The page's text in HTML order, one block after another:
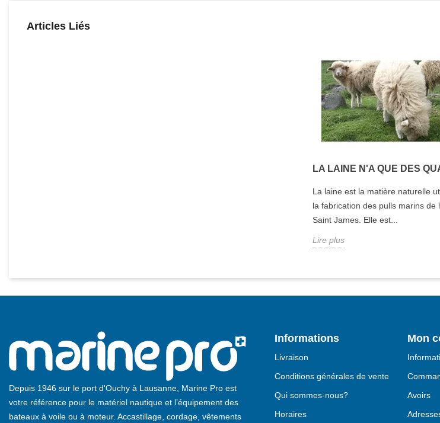
Articles Liés
LA LAINE N'A QUE DES
La laine est la matière naturelle
la fabrication des pulls marins de
Saint James. Elle est...
Lire plus
Depuis 1946 sur le port d'Ouchy à Lausanne, Marine Pro est
votre référence pour le matériel nautique et l’équipement des
bateaux à voile ou à moteur. Accastillage, cordage, vêtements
Informations
Livraison
Conditions générales de vente
Qui sommes-nous?
Horaires
Mon
Avoirs